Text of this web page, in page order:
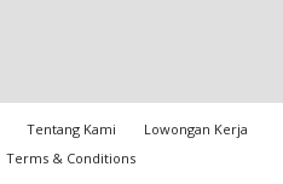
Tentang Kami
Lowongan Kerja
Terms & Conditions